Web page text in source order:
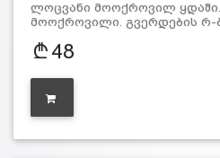
ლოცვანი მოოქროვილ
მოოქროვილი. გვერდების რ-
48